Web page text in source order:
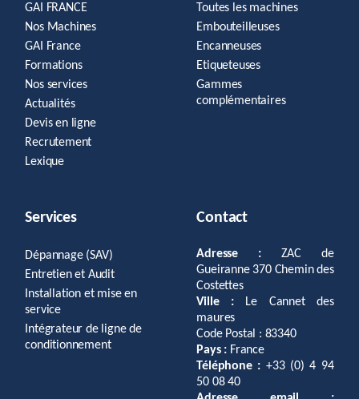
GAI FRANCE
Nos Machines
GAI France
Formations
Nos services
Actualités
Devis en ligne
Recrutement
Lexique
Toutes les machines
Embouteilleuses
Encanneuses
Etiqueteuses
Gammes
complémentaires
Services
Dépannage (SAV)
Entretien et Audit
Installation et mise en
service
Intégrateur de ligne de
conditionnement
Contact
Adresse :ZAC de
Gueiranne 370 Chemin des
Costettes
Ville :Le Cannet des
maures
Code Postal : 83340
Pays : France
Téléphone : +33 (0) 4 94
50 08 40